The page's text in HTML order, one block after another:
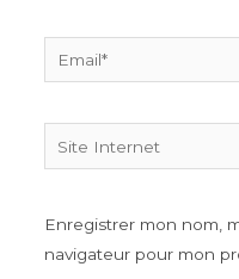
Site
Internet
Enregistrer mon nom,
navigateur pour mon